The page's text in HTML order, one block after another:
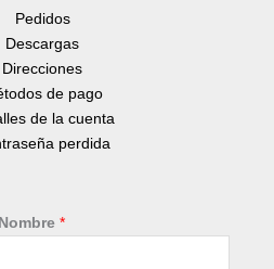
Pedidos
Descargas
Direcciones
de pago
de la cuenta
perdida
Nombre *